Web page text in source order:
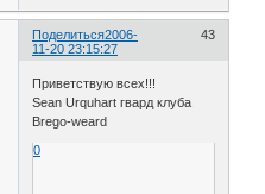
Поделиться 43
2006-
11-20 23:15:27
Приветствую всех!!!
Sean Urquhart гвард клуба
Brego-weard
0